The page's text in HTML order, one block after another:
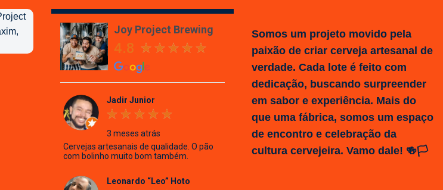
Joy Project Brewing
4.8
Jadir Junior
3 meses atrás
Cervejas artesanais de qualidade. O pão
com bolinho muito bom também.
Leonardo “Leo” Hoto
Somos um projeto movido pela
paixão de criar cerveja artesanal de
verdade. Cada lote é feito com
dedicação, buscando surpreender
em sabor e experiência. Mais do
que uma fábrica, somos um espaço
de encontro e celebração da
cultura cervejeira. Vamo dale! 🍻🏳️